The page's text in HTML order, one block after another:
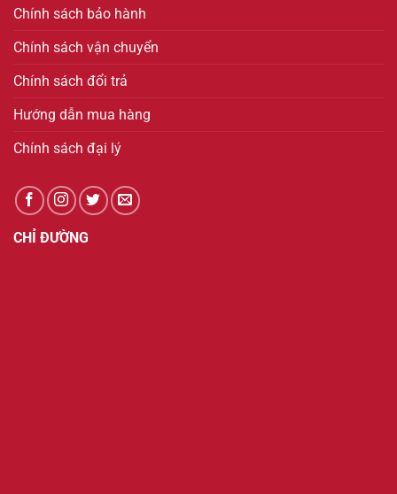
Chính sách bảo hành
Chính sách vận chuyển
Chính sách đổi trả
Hướng dẫn mua hàng
Chính sách đại lý
CHỈ ĐƯỜNG